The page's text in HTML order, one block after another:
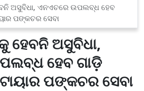
ଅସୁବିଧା, ଏନଏଚରେ ଉପଲବ୍ଧ ହେବ
ପଙ୍କଚର ସେବା
ହେବନି ଅସୁବିଧା,
ହେବ ଗାଡ଼ି
ପଙ୍କଚର ସେବା